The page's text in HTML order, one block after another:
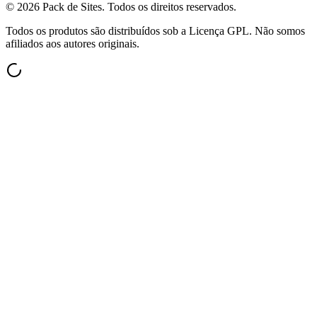
© 2026 Pack de Sites. Todos os direitos reservados.
Todos os produtos são distribuídos sob a Licença GPL. Não somos
afiliados aos autores originais.